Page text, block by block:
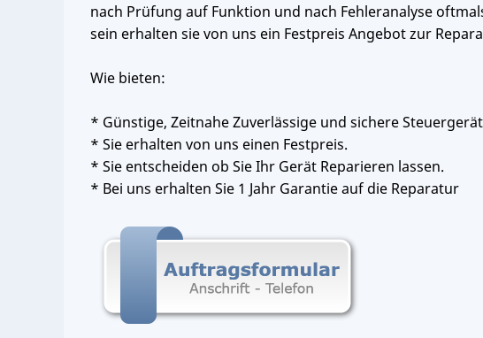
nach Prüfung auf Funktion und nach Fehleranalyse
sein erhalten sie von uns ein Festpreis Angebot zur
Wie bieten:
* Günstige, Zeitnahe Zuverlässige und sichere
* Sie erhalten von uns einen Festpreis.
* Sie entscheiden ob Sie Ihr Gerät Reparieren lassen.
* Bei uns erhalten Sie 1 Jahr Garantie auf die Reparatur